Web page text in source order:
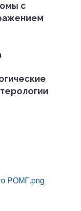
с